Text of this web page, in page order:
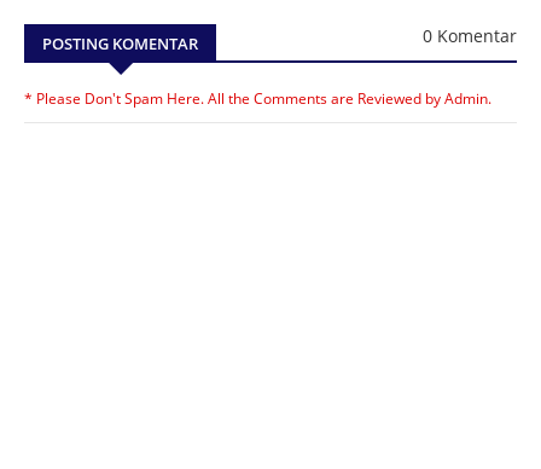
POSTING KOMENTAR 0 Komentar
* Please Don't Spam Here. All the Comments are Reviewed by Admin.